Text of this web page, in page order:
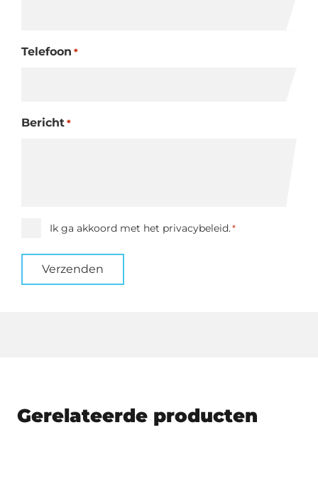
Telefoon *
Bericht *
Instemming
Ik ga akkoord met het privacybeleid.*
Verzenden
Gerelateerde producten